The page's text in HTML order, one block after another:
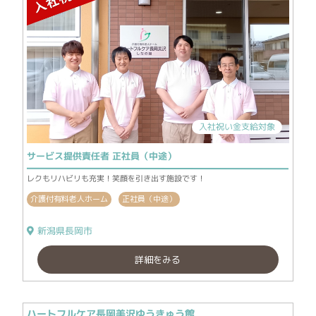
入社祝い金支給対象
サービス提供責任者 正社員（中途）
レクもリハビリも充実！笑顔を引き出す施設です！
介護付有料老人ホーム 正社員（中途）
新潟県長岡市
詳細をみる